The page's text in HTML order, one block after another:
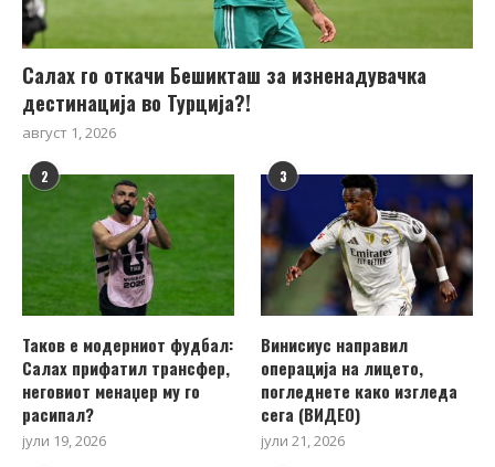
Салах го откачи Бешикташ за изненадувачка
дестинација во Турција?!
август 1, 2026
2
Таков е модерниот фудбал:
Салах прифатил трансфер,
неговиот менаџер му го
расипал?
јули 19, 2026
3
Винисиус направил
операција на лицето,
погледнете како изгледа
сега (ВИДЕО)
јули 21, 2026